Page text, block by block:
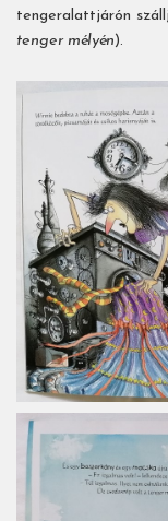
tengeralattjárón
tenger mélyén).